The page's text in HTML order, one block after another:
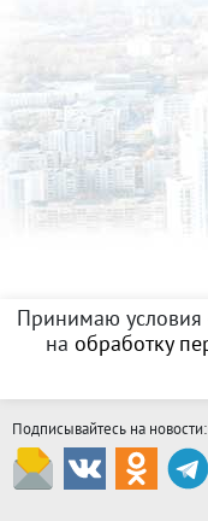
Принимаю условия
на обработку
Подписывайтесь на новости: